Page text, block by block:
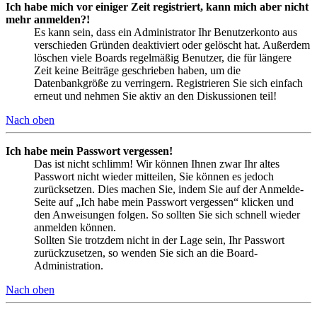
Ich habe mich vor einiger Zeit registriert, kann mich aber nicht
mehr anmelden?!
Es kann sein, dass ein Administrator Ihr Benutzerkonto aus
verschieden Gründen deaktiviert oder gelöscht hat. Außerdem
löschen viele Boards regelmäßig Benutzer, die für längere
Zeit keine Beiträge geschrieben haben, um die
Datenbankgröße zu verringern. Registrieren Sie sich einfach
erneut und nehmen Sie aktiv an den Diskussionen teil!
Nach oben
Ich habe mein Passwort vergessen!
Das ist nicht schlimm! Wir können Ihnen zwar Ihr altes
Passwort nicht wieder mitteilen, Sie können es jedoch
zurücksetzen. Dies machen Sie, indem Sie auf der Anmelde-
Seite auf „Ich habe mein Passwort vergessen“ klicken und
den Anweisungen folgen. So sollten Sie sich schnell wieder
anmelden können.
Sollten Sie trotzdem nicht in der Lage sein, Ihr Passwort
zurückzusetzen, so wenden Sie sich an die Board-
Administration.
Nach oben